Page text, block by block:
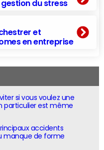
du stress
et
en entreprise
si vous voulez une
particulier est même
accidents
manque de forme